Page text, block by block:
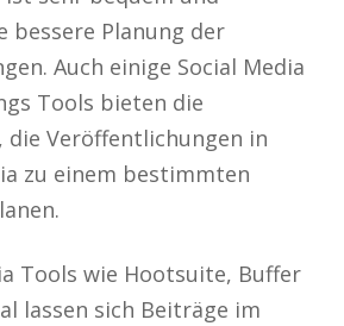
bessere Planung der
Auch einige Social Media
Tools bieten die
die Veröffentlichungen in
zu einem bestimmten
Tools wie Hootsuite, Buffer
lassen sich Beiträge im